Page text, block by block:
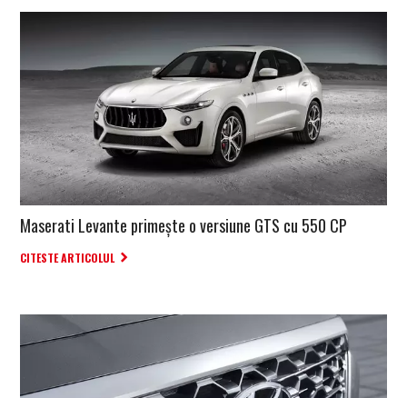
Maserati Levante primește o versiune GTS cu 550 CP
CITESTE ARTICOLUL